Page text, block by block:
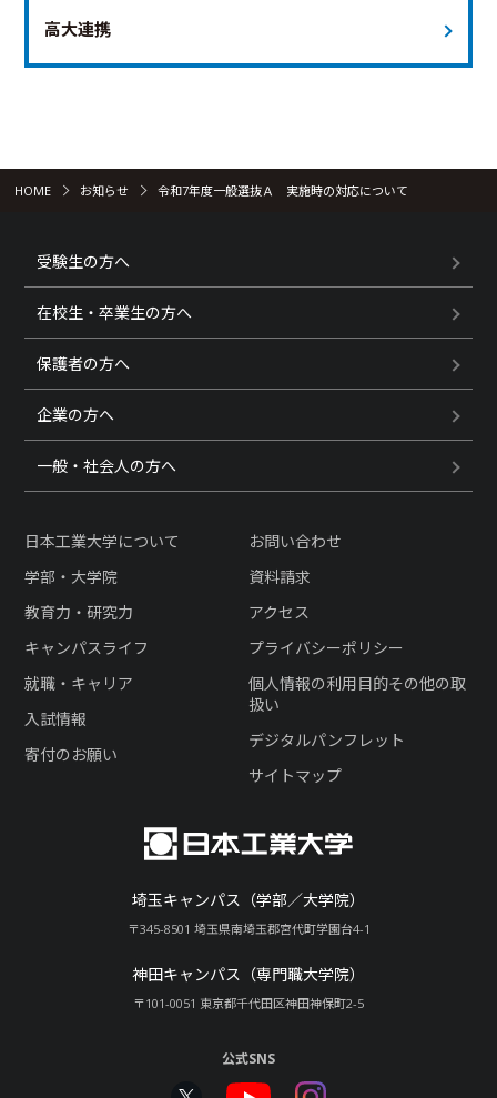
高大連携
HOME お知らせ 令和7年度一般選抜Ａ 実施時の対応について
受験生の方へ
在校生・卒業生の方へ
保護者の方へ
企業の方へ
一般・社会人の方へ
埼玉キャンパス（学部／大学院）
〒345-8501 埼玉県南埼玉郡宮代町学園台4-1
神田キャンパス（専門職大学院）
〒101-0051 東京都千代田区神田神保町2-5
日本工業大学について
学部・大学院
教育力・研究力
キャンパスライフ
就職・キャリア
入試情報
寄付のお願い
お問い合わせ
資料請求
アクセス
プライバシーポリシー
個人情報の利用目的その他の取
扱い
デジタルパンフレット
サイトマップ
公式SNS